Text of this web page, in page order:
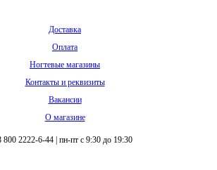
Доставка
Оплата
Ногтевые магазины
Контакты и реквизиты
Вакансии
О магазине
800 2222-6-44 пн-пт с 9:30 до 19:30